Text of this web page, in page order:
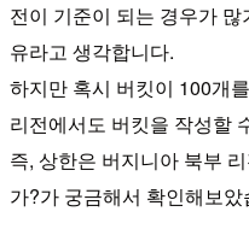
전이 기준이 되는 경우가
유라고 생각합니다.
하지만 혹시 버킷이 100개
리전에서도 버킷을 작성할
즉, 상한은 버지니아 북부
가?가 궁금해서 확인해보았